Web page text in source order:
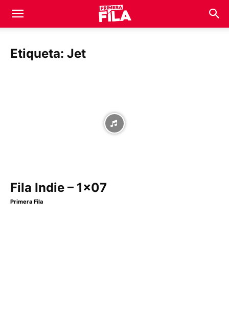
Etiqueta: Jet
Fila Indie – 1×07
Primera Fila